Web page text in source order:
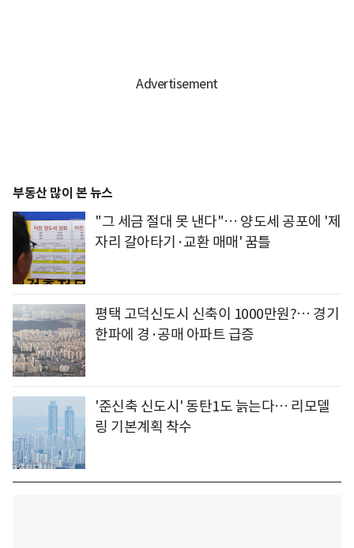
부동산 많이 본 뉴스
"그 세금 절대 못 낸다"… 양도세 공포에 '제
자리 갈아타기·교환 매매' 꿈틀
평택 고덕신도시 신축이 1000만원?… 경기
한파에 경·공매 아파트 급증
'준신축 신도시' 동탄1도 늙는다… 리모델
링 기본계획 착수